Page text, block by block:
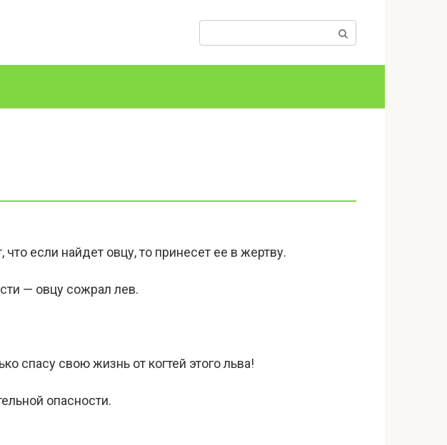
если найдет овцу, то принесет ее в жертву.
— овцу сожрал лев.
спасу свою жизнь от когтей этого льва!
опасности.